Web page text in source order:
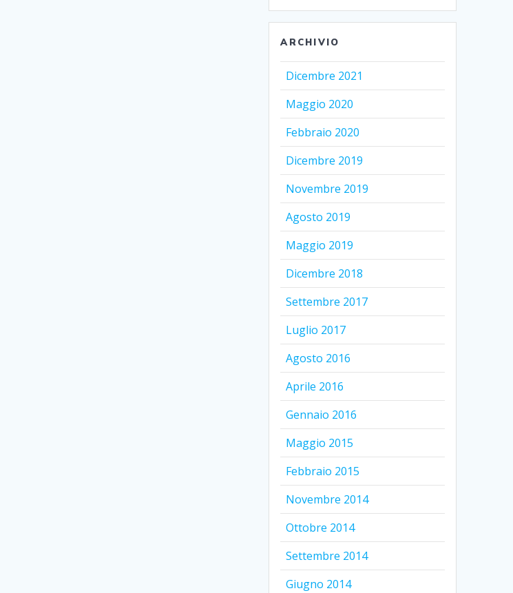
ARCHIVIO
Dicembre 2021
Maggio 2020
Febbraio 2020
Dicembre 2019
Novembre 2019
Agosto 2019
Maggio 2019
Dicembre 2018
Settembre 2017
Luglio 2017
Agosto 2016
Aprile 2016
Gennaio 2016
Maggio 2015
Febbraio 2015
Novembre 2014
Ottobre 2014
Settembre 2014
Giugno 2014